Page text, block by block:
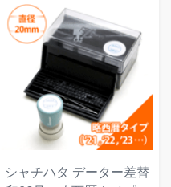
シャチハタ データー差替